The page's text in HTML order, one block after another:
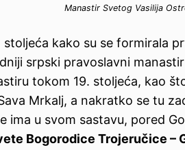
Manastir Svetog Vasilija
kako su se formirala
srpski pravoslavni
tokom 19. stoljeća, kao
Mrkalj, a nakratko se tu
ima u svom sastavu, pored
Bogorodice Trojeručice –